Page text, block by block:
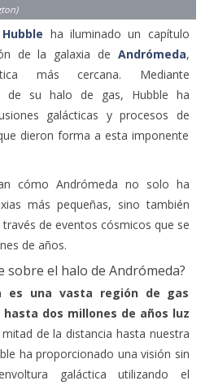
ha iluminado un capítulo
de la galaxia de Andrómeda,
más cercana. Mediante
de su halo de gas, Hubble ha
galácticas y procesos de
dieron forma a esta imponente
cómo Andrómeda no solo ha
más pequeñas, sino también
de eventos cósmicos que se
de años.
sobre el halo de Andrómeda?
es una vasta región de gas
dos millones de años luz
de la distancia hasta nuestra
ha proporcionado una visión sin
galáctica utilizando el